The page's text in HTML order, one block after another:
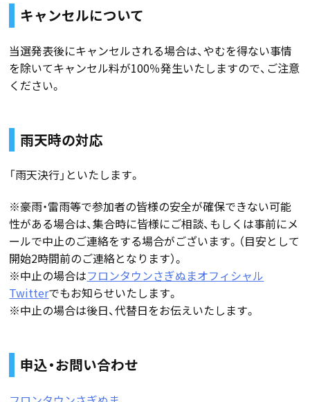
キャンセルについて
当選発表後にキャンセルされる場合は、やむを得ない事情
を除いてキャンセル料が100％発生いたしますので、ご注意
ください。
雨天時の対応
「雨天決行」といたします。
※豪雨・雷雨等で参加者の皆様の安全が確保できない可能
性がある場合は、集合時に皆様にご相談、もしくは事前にメ
ールで中止のご連絡をする場合がございます。（目安として
開始2時間前のご連絡となります）。
※中止の場合はフロンタウンさぎぬまオフィシャル
Twitterでもお知らせいたします。
※中止の場合は後日、代替日をお伝えいたします。
申込・お問い合わせ